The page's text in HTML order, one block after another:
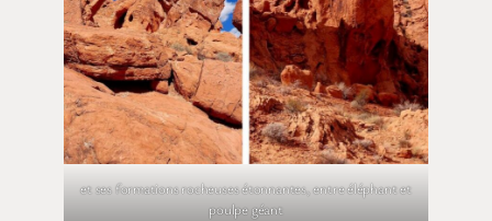
et ses formations rocheuses étonnantes, entre éléphant et
poulpe géant